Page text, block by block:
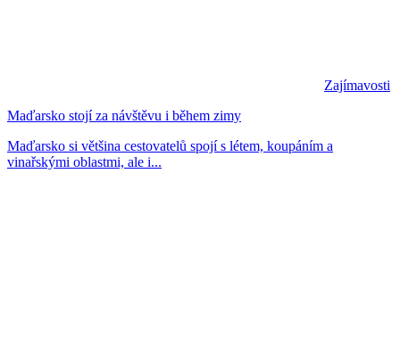
Zajímavosti
Maďarsko stojí za návštěvu i během zimy
Maďarsko si většina cestovatelů spojí s létem, koupáním a
vinařskými oblastmi, ale i...